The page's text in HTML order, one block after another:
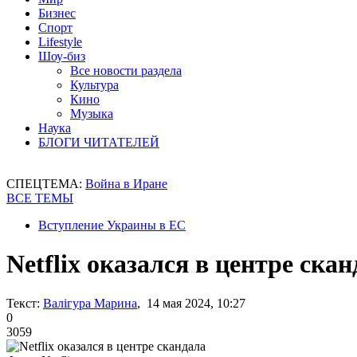
Бизнес
Спорт
Lifestyle
Шоу-биз
Все новости раздела
Культура
Кино
Музыка
Наука
БЛОГИ ЧИТАТЕЛЕЙ
СПЕЦТЕМА: Война в Иране
ВСЕ ТЕМЫ
Вступление Украины в ЕС
Netflix оказался в центре
Текст: Валігура Марина, 14 мая 2024, 10:27
0
3059